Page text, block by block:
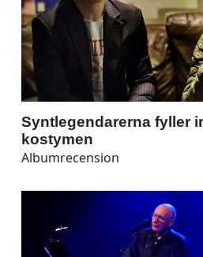
Syntlegendarerna fyller
kostymen
Albumrecension